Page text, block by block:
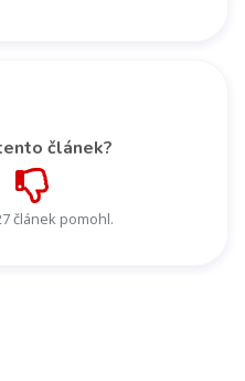
článek?
článek pomohl.